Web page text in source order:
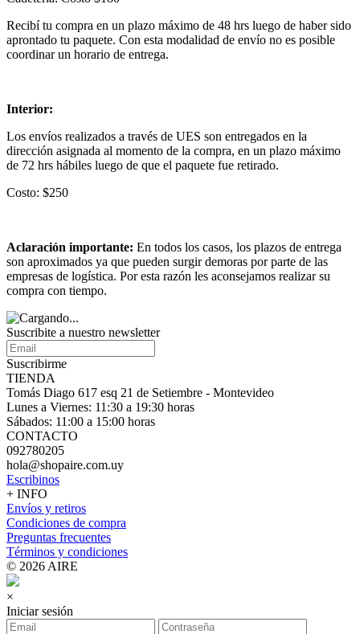
Recibí tu compra en un plazo máximo de 48 hrs luego de haber sido
aprontado tu paquete. Con esta modalidad de envío no es posible
coordinar un horario de entrega.
Interior:
Los envíos realizados a través de UES son entregados en la
dirección asignada al momento de la compra, en un plazo máximo
de 72 hrs hábiles luego de que el paquete fue retirado.
Costo: $250
Aclaración importante: En todos los casos, los plazos de entrega
son aproximados ya que pueden surgir demoras por parte de las
empresas de logística. Por esta razón les aconsejamos realizar su
compra con tiempo.
Suscribite a nuestro newsletter
Suscribirme
TIENDA
Tomás Diago 617 esq 21 de Setiembre - Montevideo
Lunes a Viernes: 11:30 a 19:30 horas
Sábados: 11:00 a 15:00 horas
CONTACTO
092780205
hola@shopaire.com.uy
Escribinos
+ INFO
Envíos y retiros
Condiciones de compra
Preguntas frecuentes
Términos y condiciones
© 2026 AIRE
×
Iniciar sesión